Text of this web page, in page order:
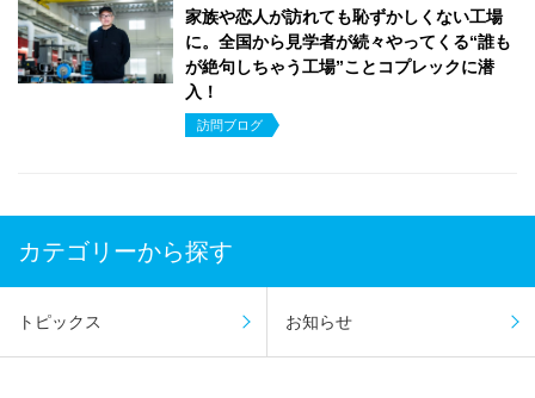
家族や恋人が訪れても恥ずかしくない工場
に。全国から見学者が続々やってくる“誰も
が絶句しちゃう工場”ことコプレックに潜
入！
訪問ブログ
カテゴリーから探す
トピックス お知らせ